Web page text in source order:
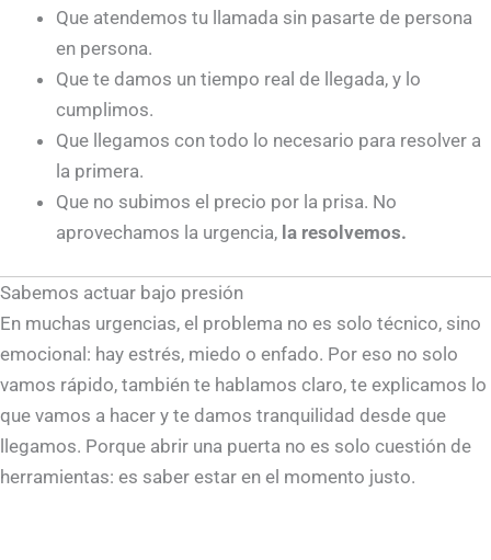
Que atendemos tu llamada sin pasarte de persona
en persona.
Que te damos un tiempo real de llegada, y lo
cumplimos.
Que llegamos con todo lo necesario para resolver a
la primera.
Que no subimos el precio por la prisa. No
aprovechamos la urgencia, la resolvemos.
Sabemos actuar bajo presión
En muchas urgencias, el problema no es solo técnico, sino
emocional: hay estrés, miedo o enfado. Por eso no solo
vamos rápido, también te hablamos claro, te explicamos lo
que vamos a hacer y te damos tranquilidad desde que
llegamos. Porque abrir una puerta no es solo cuestión de
herramientas: es saber estar en el momento justo.